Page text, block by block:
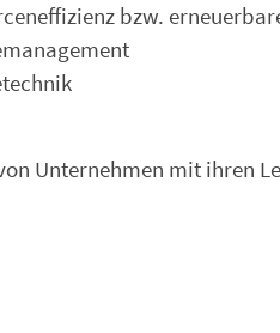
bzw.
Unternehmen mit ihren